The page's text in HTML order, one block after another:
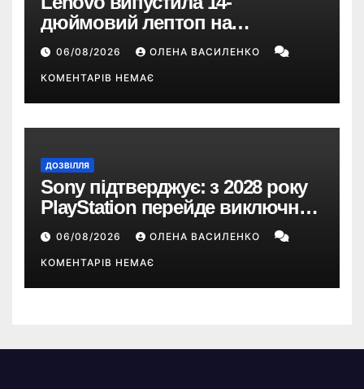
дюймовий лептоп на
Snapdragon X2 з автономністю
понад 33 години
06/08/2026 ОЛЕНА ВАСИЛЕНКО
КОМЕНТАРІВ НЕМАЄ
ДОЗВІЛЛЯ
Sony підтверджує: з 2028 року
PlayStation перейде виключно
на цифрові ігри
06/08/2026 ОЛЕНА ВАСИЛЕНКО
КОМЕНТАРІВ НЕМАЄ